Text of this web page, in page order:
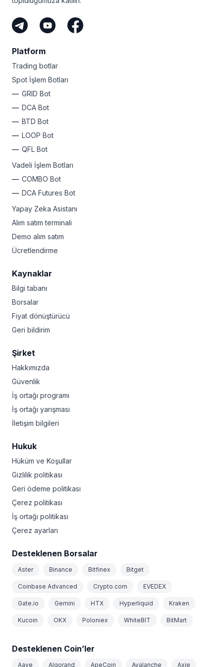
Platform
Trading botlar
Spot İşlem Botları
GRID Bot
DCA Bot
BTD Bot
LOOP Bot
QFL Bot
Vadeli İşlem Botları
COMBO Bot
DCA Futures Bot
Yapay Zeka Asistanı
Alım satım terminali
Demo alım satım
Ücretlendirme
Kaynaklar
Bilgi tabanı
Borsalar
Fiyat dönüştürücü
Geri bildirim
Şirket
Hakkımızda
Güvenlik
İş ortağı programı
İş ortağı yarışması
İletişim bilgileri
Hukuk
Hüküm ve Koşullar
Gizlilik politikası
Geri ödeme politikası
Çerez politikası
İş ortağı politikası
Çerez ayarları
Desteklenen Borsalar
Aster Binance Bitfinex Bitget
Coinbase Advanced Crypto.com EVEDEX
Gate.io Gemini HTX Hyperliquid Kraken
Kucoin OKX Poloniex WhiteBIT BitMart
Desteklenen Coin’ler
Aave Algorand ApeCoin Avalanche Axie